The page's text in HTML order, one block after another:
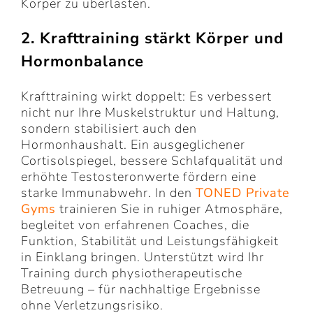
Körper zu überlasten.
2. Krafttraining stärkt Körper und
Hormonbalance
Krafttraining wirkt doppelt: Es verbessert
nicht nur Ihre Muskelstruktur und Haltung,
sondern stabilisiert auch den
Hormonhaushalt. Ein ausgeglichener
Cortisolspiegel, bessere Schlafqualität und
erhöhte Testosteronwerte fördern eine
starke Immunabwehr. In den TONED Private
Gyms trainieren Sie in ruhiger Atmosphäre,
begleitet von erfahrenen Coaches, die
Funktion, Stabilität und Leistungsfähigkeit
in Einklang bringen. Unterstützt wird Ihr
Training durch physiotherapeutische
Betreuung – für nachhaltige Ergebnisse
ohne Verletzungsrisiko.